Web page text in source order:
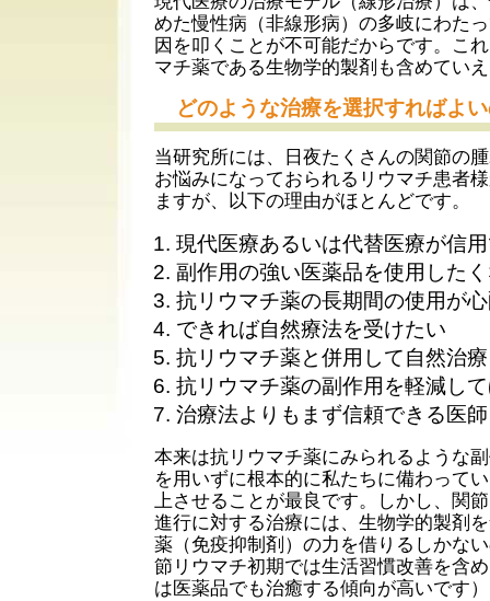
めた慢性病（非線形病）の多岐にわた
因を叩くことが不可能だからです。こ
マチ薬である生物学的製剤も含めてい
どのような治療を選択すればよ
当研究所には、日夜たくさんの関節の
お悩みになっておられるリウマチ患者
ますが、以下の理由がほとんどです。
現代医療あるいは代替医療が信
副作用の強い医薬品を使用した
抗リウマチ薬の長期間の使用が
できれば自然療法を受けたい
抗リウマチ薬と併用して自然治
抗リウマチ薬の副作用を軽減し
治療法よりもまず信頼できる医
本来は抗リウマチ薬にみられるような
を用いずに根本的に私たちに備わって
上させることが最良です。しかし、関
進行に対する治療には、生物学的製剤
薬（免疫抑制剤）の力を借りるしかな
節リウマチ初期では生活習慣改善を含
は医薬品でも治癒する傾向が高いです